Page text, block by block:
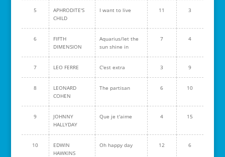
5
APHRODITE'S
CHILD
I want to live 11 3
6
FIFTH
DIMENSION
Aquarius/let the
sun shine in
7 4
7 LEO FERRE C'est extra 3 9
8
LEONARD
COHEN
The partisan 6 10
9
JOHNNY
HALLYDAY
Que je t'aime 4 15
10
EDWIN
HAWKINS
Oh happy day 12 6